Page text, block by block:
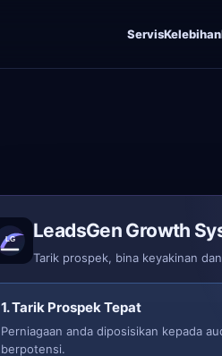
ServisKelebihan
LeadsGen Growth
Tarik prospek, bina keyakinan
1. Tarik Prospek Tepat
Perniagaan anda diposisikan kepada
berpotensi.